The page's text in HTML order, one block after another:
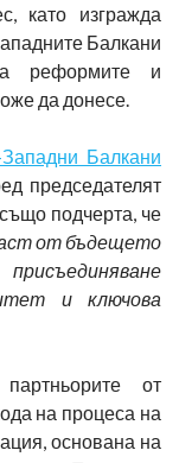
като изгражда
Балкани
реформите и
да донесе.
Балкани
председателят
подчерта, че
от бъдещето
и ключова
от
на процеса на
основана на